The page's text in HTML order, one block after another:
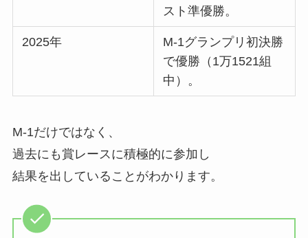
スト準優勝。
2025年
M-1グランプリ初決勝
で優勝（1万1521組
中）。
M-1だけではなく、
過去にも賞レースに積極的に参加し
結果を出していることがわかります。